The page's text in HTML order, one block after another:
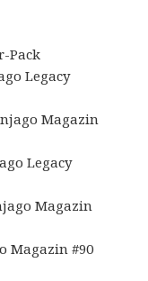
Pack
Legacy
Magazin
Legacy
Magazin
Magazin #90